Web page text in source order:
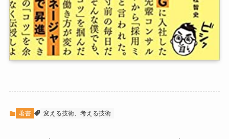
著書 変える技術、考える技術